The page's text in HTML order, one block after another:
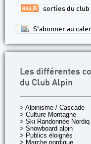
sorties du club
S'abonner au
Les différentes
du Club Alpin
> Alpinisme / Cascade
> Culture Montagne
> Ski Randonnée
> Snowboard alpin
> Publics éloignés
> Marche nordique